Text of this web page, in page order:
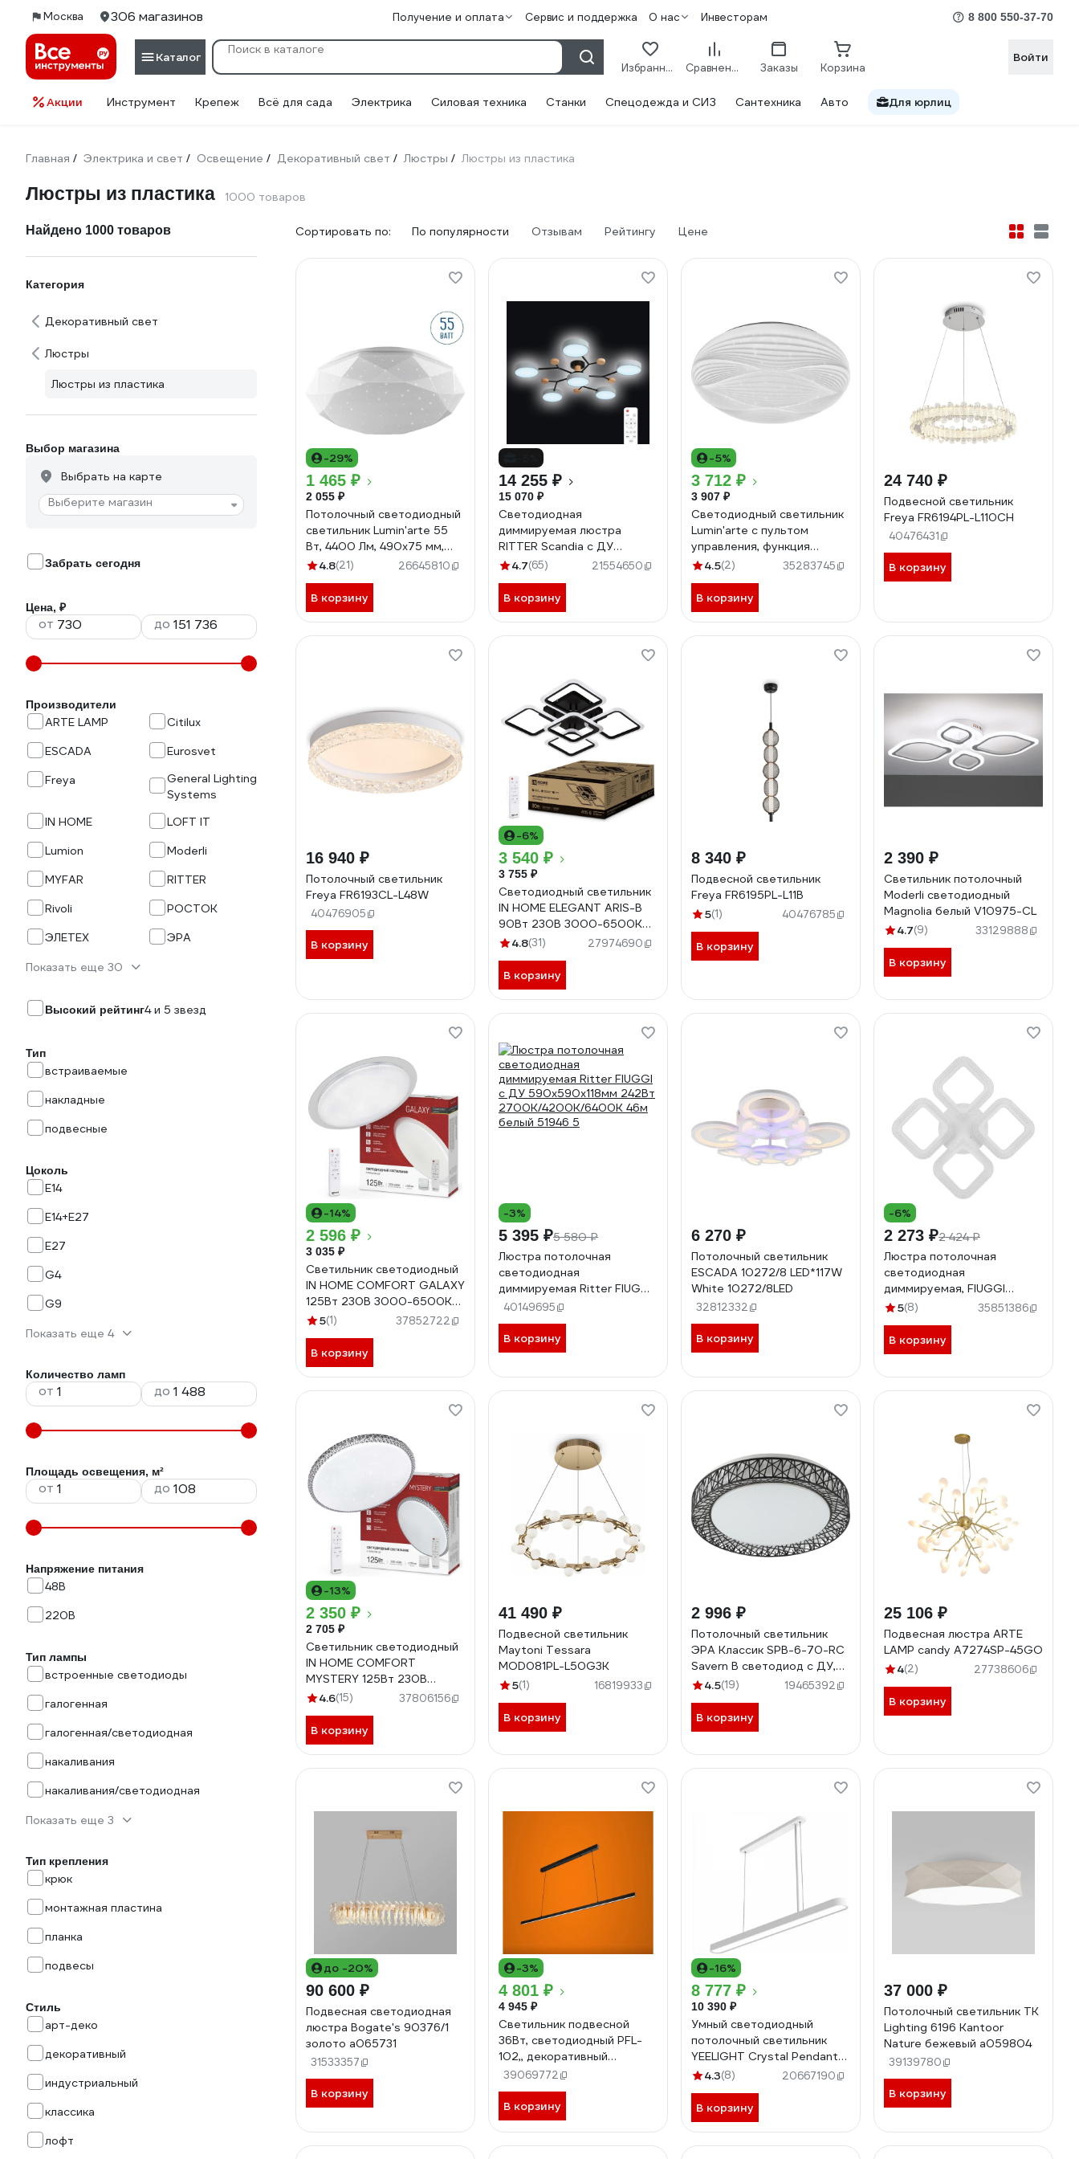
Москва 306 магазинов Получение и оплата Сервис и поддержка О нас Инвесторам 8 800 550-37-70
Каталог
Избранное Сравнение Заказы Корзина
Войти
Акции Инструмент Крепеж Всё для сада Электрика Силовая техника Станки Спецодежда и СИЗ Сантехника Авто Для юрлиц
Главная / Электрика и свет / Освещение / Декоративный свет / Люстры / Люстры из пластика
Люстры из пластика 1000 товаров
Найдено 1000 товаров
Категория
Декоративный свет
Люстры
Люстры из пластика
Выбор магазина
Выбрать на карте
Выберите магазин
Забрать сегодня
Цена, ₽
от до
Производители
ARTE LAMP
Citilux
ESCADA
Eurosvet
Freya
General Lighting
Systems
IN HOME
LOFT IT
Lumion
Moderli
MYFAR
RITTER
Rivoli
РОСТОК
ЭЛЕТЕХ
ЭРА
Показать еще 30
Высокий рейтинг4 и 5 звезд
Тип
встраиваемые
накладные
подвесные
Цоколь
E14
E14+E27
E27
G4
G9
Показать еще 4
Количество ламп
от до
Площадь освещения, м²
от до
Напряжение питания
48В
220В
Тип лампы
встроенные светодиоды
галогенная
галогенная/светодиодная
накаливания
накаливания/светодиодная
Показать еще 3
Тип крепления
крюк
монтажная пластина
планка
подвесы
Стиль
арт-деко
декоративный
индустриальный
классика
лофт
Сортировать по: По популярности Отзывам Рейтингу Цене
-29%
1 465 ₽
2 055 ₽
Потолочный светодиодный
светильник Lumin'arte 55
Вт, 4400 Лм, 490x75 мм,
4000К дневной свет,
4.8(21) 26645810
В корзину
14 255 ₽
15 070 ₽
Светодиодная
диммируемая люстра
RITTER Scandia с ДУ
970х60мм 84Вт серая
4.7(65) 21554650
В корзину
-5%
3 712 ₽
3 907 ₽
Светодиодный светильник
Lumin'arte с пультом
управления, функция
памяти, световой поток
размеры 480х85 мм,
артикул CLL51
4.5(2) 35283745
В корзину
24 740 ₽
Подвесной светильник
Freya FR6194PL-L110CH
40476431
В корзину
16 940 ₽
Потолочный светильник
Freya FR6193CL-L48W
40476905
В корзину
-6%
3 540 ₽
3 755 ₽
Светодиодный светильник
IN HOME ELEGANT ARIS-B
90Вт 230В 3000-6500K
7000Лм 590x590x130мм c
4690612035413
4.8(31) 27974690
В корзину
8 340 ₽
Подвесной светильник
Freya FR6195PL-L11B
5(1) 40476785
В корзину
2 390 ₽
Светильник потолочный
Moderli светодиодный
Magnolia белый V10975-CL
4.7(9) 33129888
В корзину
-14%
2 596 ₽
3 035 ₽
Светильник светодиодный
IN HOME COMFORT GALAXY
125Вт 230В 3000-6500K
10000Лм 565x80мм с
4690612059495
5(1) 37852722
В корзину
-3%
5 395 ₽5 580 ₽
Люстра потолочная
светодиодная
диммируемая Ritter FIUGGI
с ДУ 590x590x118мм 242Вт
2700K/4200K/6400K 46м
белый 51946 5
40149695
В корзину
6 270 ₽
Потолочный светильник
ESCADA 10272/8 LED*117W
White 10272/8LED
32812332
В корзину
-6%
2 273 ₽2 424 ₽
Люстра потолочная
светодиодная
диммируемая, FIUGGI
RITTER 400x400x75мм,
2700K/4200K/6400K, 25м²,
белый, 52167 3
5(8) 35851386
В корзину
-13%
2 350 ₽
2 705 ₽
Светильник светодиодный
IN HOME COMFORT
MYSTERY 125Вт 230В
3000-6500K 10000Лм
4690612059525
4.6(15) 37806156
В корзину
41 490 ₽
Подвесной светильник
Maytoni Tessara
MOD081PL-L50G3K
5(1) 16819933
В корзину
2 996 ₽
Потолочный светильник
ЭРА Классик SPB-6-70-RC
Savern В светодиод с ДУ,
70Вт 3400-5500К
4.5(19) 19465392
В корзину
25 106 ₽
Подвесная люстра ARTE
LAMP candy A7274SP-45GO
4(2) 27738606
В корзину
до -20%
90 600 ₽
Подвесная светодиодная
люстра Bogate's 90376/1
золото a065731
31533357
В корзину
-3%
4 801 ₽
4 945 ₽
Светильник подвесной
36Вт, светодиодный PFL-
102,, декоративный
линзованный линейный,
черный 4000K iSVET PFL-
102-2-5
39069772
В корзину
-16%
8 777 ₽
10 390 ₽
Умный светодиодный
потолочный светильник
YEELIGHT Crystal Pendant
Light YLDL01YL YLDL011GL
4.3(8) 20667190
В корзину
37 000 ₽
Потолочный светильник TK
Lighting 6196 Kantoor
Nature бежевый a059804
39139780
В корзину